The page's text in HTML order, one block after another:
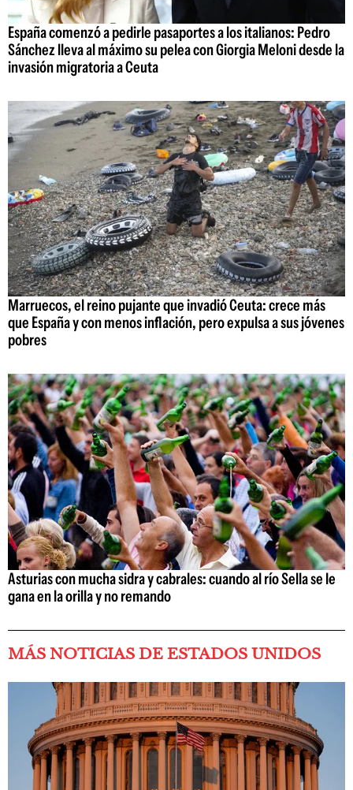
España comenzó a pedirle pasaportes a los italianos: Pedro
Sánchez lleva al máximo su pelea con Giorgia Meloni desde la
invasión migratoria a Ceuta
Marruecos, el reino pujante que invadió Ceuta: crece más
que España y con menos inflación, pero expulsa a sus jóvenes
pobres
Asturias con mucha sidra y cabrales: cuando al río Sella se le
gana en la orilla y no remando
MÁS NOTICIAS DE ESTADOS UNIDOS